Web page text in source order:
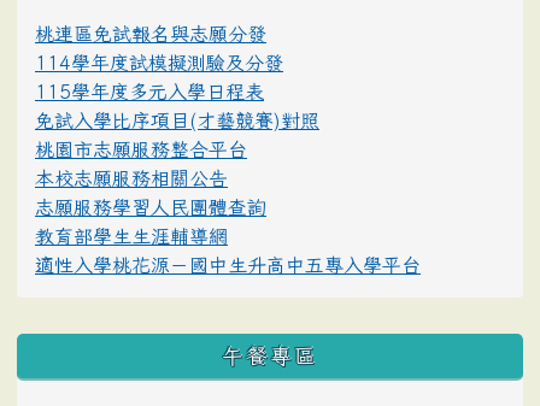
桃連區免試報名與志願分發
114學年度試模擬測驗及分發
115學年度多元入學日程表
免試入學比序項目(才藝競賽)對照
桃園市志願服務整合平台
本校志願服務相關公告
志願服務學習人民團體查詢
教育部學生生涯輔導網
適性入學桃花源－國中生升高中五專入學平台
午餐專區